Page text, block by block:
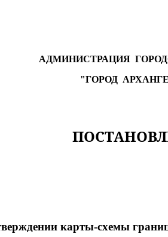
АДМИНИСТРАЦИЯ
"ГОРОД
карты-схемы